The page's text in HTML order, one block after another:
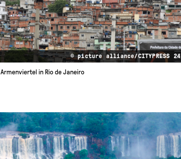
© picture alliance/CITYPRESS 24
in Rio de Janeiro